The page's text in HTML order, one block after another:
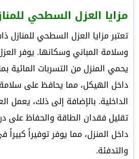
مزايا العزل السطحي
تعتبر مزايا العزل السطحي للمنازل
وسلامة المباني وسكانها. يوفر
يحمي المنزل من التسربات المائية
داخل الهيكل، مما يحافظ على سلامة
الداخلية. بالإضافة إلى ذلك،
تقليل فقدان الطاقة والحفاظ على
داخل المنزل، مما يوفر توفيراً كبيراً
والتدفئة.